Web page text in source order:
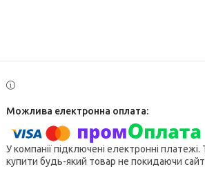
У компанії підключені електронні
купити будь-який товар не покидаючи